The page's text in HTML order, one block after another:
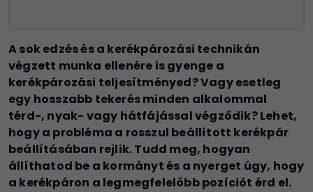
A sok edzés és a kerékpározási technikán
végzett munka ellenére is gyenge a
kerékpározási teljesítményed? Vagy esetleg
egy hosszabb tekerés minden alkalommal
térd-, nyak- vagy hátfájással végződik? Lehet,
hogy a probléma a rosszul beállított kerékpár
beállításában rejlik. Tudd meg, hogyan
állíthatod be a kormányt és a nyerget úgy, hogy
a kerékpáron a legmegfelelőbb pozíciót érd el.